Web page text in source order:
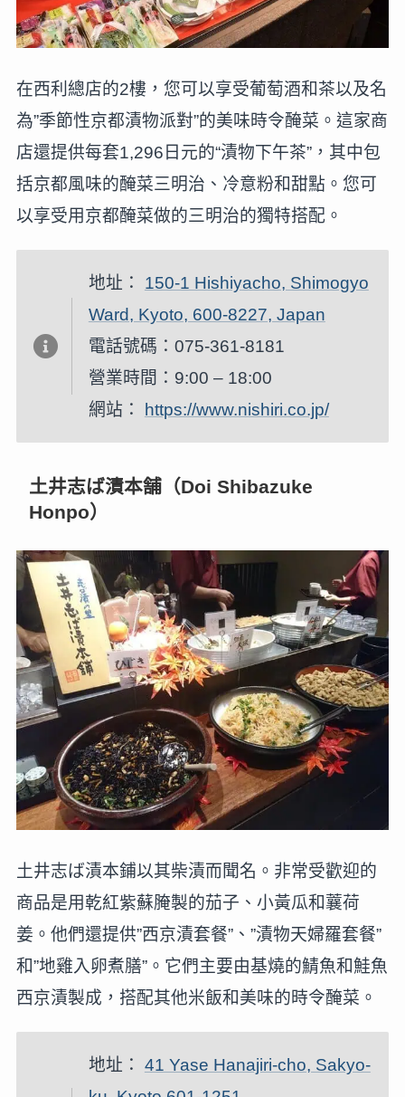
在西利總店的2樓，您可以享受葡萄酒和茶以及名
為”季節性京都漬物派對”的美味時令醃菜。這家商
店還提供每套1,296日元的“漬物下午茶”，其中包
括京都風味的醃菜三明治、冷意粉和甜點。您可
以享受用京都醃菜做的三明治的獨特搭配。
地址： 150-1 Hishiyacho, Shimogyo
Ward, Kyoto, 600-8227, Japan
電話號碼：075-361-8181
營業時間：9:00 – 18:00
網站：
https://www.nishiri.co.jp/
土井志ば漬本舗（Doi Shibazuke
Honpo）
土井志ば漬本鋪以其柴漬而聞名。非常受歡迎的
商品是用乾紅紫蘇腌製的茄子、小黃瓜和蘘荷
姜。他們還提供”西京漬套餐”、”漬物天婦羅套餐”
和”地雞入卵煮膳”。它們主要由基燒的鯖魚和鮭魚
西京漬製成，搭配其他米飯和美味的時令醃菜。
地址： 41 Yase Hanajiri-cho, Sakyo-